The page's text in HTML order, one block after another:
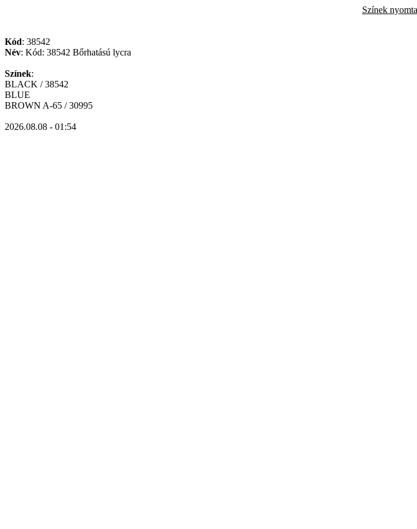
Színek
Kód: 38542
Név: Kód: 38542 Bőrhatású lycra
Színek:
BLACK / 38542
BLUE
BROWN A-65 / 30995
2026.08.08 - 01:54